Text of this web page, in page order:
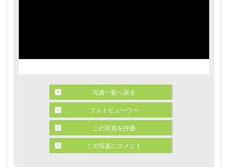
写真一覧へ戻る
フォトビューワー
この写真を評価
この写真にコメント